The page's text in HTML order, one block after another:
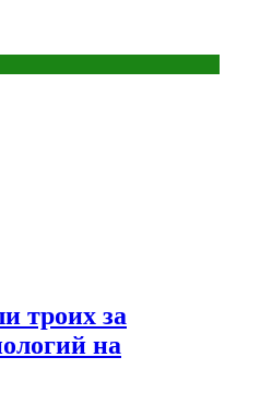
троих за
на